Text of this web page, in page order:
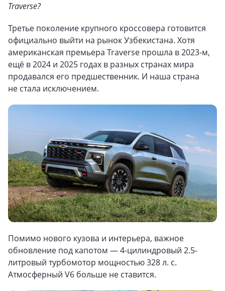
Traverse?
Третье поколение крупного кроссовера готовится
официально выйти на рынок Узбекистана. Хотя
американская премьера Traverse прошла в 2023-м,
ещё в 2024 и 2025 годах в разных странах мира
продавался его предшественник. И наша страна
не стала исключением.
Помимо нового кузова и интерьера, важное
обновление под капотом — 4-цилиндровый 2.5-
литровый турбомотор мощностью 328 л. с.
Атмосферный V6 больше не ставится.